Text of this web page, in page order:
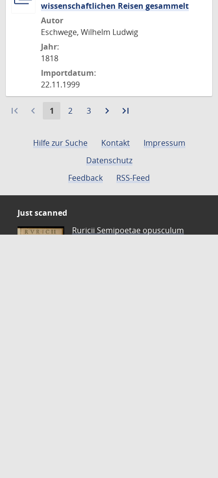
wissenschaftlichen Reisen gesammelt
Autor
Eschwege, Wilhelm Ludwig
Jahr:
1818
Importdatum:
22.11.1999
first_page navigate_before
Aktuelle
1
Gehe
2
Gehe
3 navigate_next
Zurlast_page
Hilfe zur Suche
Kontakt
Impressum
Datenschutz
Feedback
RSS-Feed
Just scanned
Ruricii Semipoetae opusculum